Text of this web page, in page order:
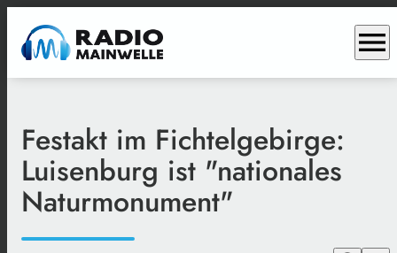
menu
Festakt im Fichtelgebirge:
Luisenburg ist "nationales
Naturmonument"